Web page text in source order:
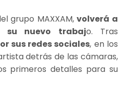
grupo MAXXAM,volverá a
su nuevo trabajo. Tras
sus redes sociales, en los
detrás de las cámaras,
primeros detalles para su